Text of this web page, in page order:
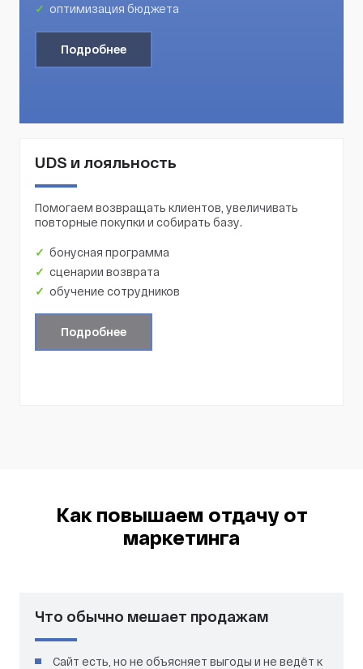
оптимизация бюджета
Подробнее
UDS и лояльность
Помогаем возвращать клиентов, увеличивать
повторные покупки и собирать базу.
бонусная программа
сценарии возврата
обучение сотрудников
Подробнее
Как повышаем отдачу от
маркетинга
Что обычно мешает продажам
Сайт есть, но не объясняет выгоды и не ведёт к